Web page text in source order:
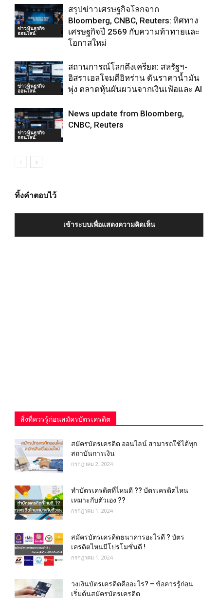
ข่าวหุ้นธุรกิจ
ออนไลน์
สรุปข่าวเศรษฐกิจโลกจาก
Bloomberg, CNBC, Reuters: ทิศทาง
เศรษฐกิจปี 2569 กับความท้าทายและ
โอกาสใหม่
ข่าวหุ้นธุรกิจ
ออนไลน์
สถานการณ์โลกตึงเครียด: สหรัฐฯ-
อิสราเอลโจมตีอิหร่าน ดันราคาน้ำมัน
พุ่ง ตลาดหุ้นผันผวนจากเงินเฟ้อและ AI
ข่าวหุ้นธุรกิจ
ออนไลน์
News update from Bloomberg,
CNBC, Reuters
ทิ้งคำตอบไว้
เข้าระบบเพื่อแสดงความคิดเห็น
สิ่งที่ควรรู้ก่อนสมัครบัตรเครดิต
สมัครบัตรเครดิต ออนไลน์ สามารถใช้ได้ทุก
สถาบันการเงิน
กรกฎาคม 2, 2024
ทำบัตรเครดิตที่ไหนดี ?? บัตรเครดิตไหน
เหมาะกับตัวเอง ??
กรกฎาคม 1, 2024
สมัครบัตรเครดิตธนาคารอะไรดี ? บัตร
เครดิตไหนมีโปรโมชั่นดี !
กรกฎาคม 1, 2024
วงเงินบัตรเครดิตคืออะไร? – ข้อควรรู้ก่อน
เริ่มต้นสมัครบัตรเครดิต